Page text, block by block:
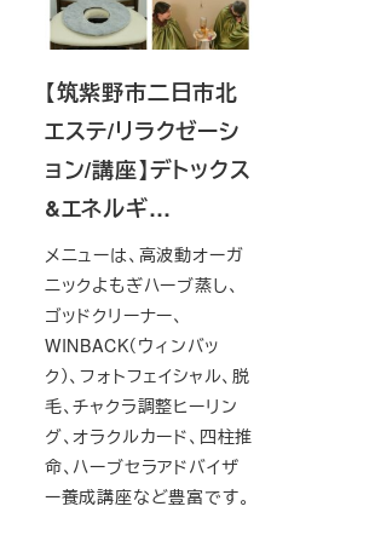
【筑紫野市二日市北
エステ/リラクゼーシ
ョン/講座】デトックス
&エネルギ…
メニューは、高波動オーガ
ニックよもぎハーブ蒸し、
ゴッドクリーナー、
WINBACK（ウィンバッ
ク）、フォトフェイシャル、脱
毛、チャクラ調整ヒーリン
グ、オラクルカード、四柱推
命、ハーブセラアドバイザ
ー養成講座など豊富です。